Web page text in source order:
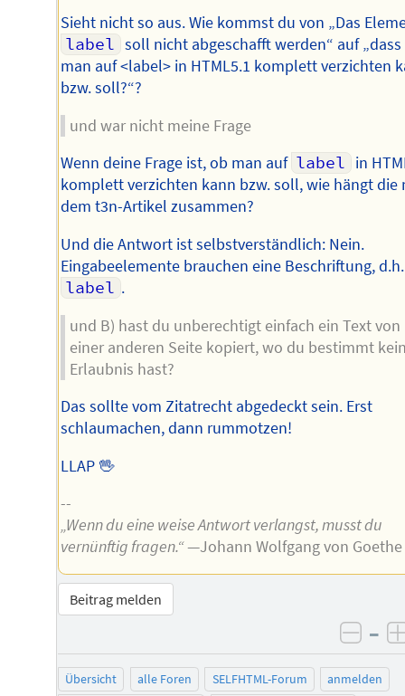
Sieht nicht so aus. Wie kommst du von „Das
label soll nicht abgeschafft werden“ auf „dass
man auf <label> in HTML5.1 komplett verzichten
bzw. soll?“?
und war nicht meine Frage
Wenn deine Frage ist, ob man auf label in
komplett verzichten kann bzw. soll, wie hängt die
dem t3n-Artikel zusammen?
Und die Antwort ist selbstverständlich: Nein.
Eingabeelemente brauchen eine Beschriftung, d.h.
label .
und B) hast du unberechtigt einfach ein Text von
einer anderen Seite kopiert, wo du bestimmt
Erlaubnis hast?
Das sollte vom Zitatrecht abgedeckt sein. Erst
schlaumachen, dann rummotzen!
LLAP 🖖
--
„Wenn du eine weise Antwort verlangst, musst du
vernünftig fragen.“—Johann Wolfgang von Goethe
Beitrag melden
–
Übersicht alle Foren SELFHTML-Forum
anmelden